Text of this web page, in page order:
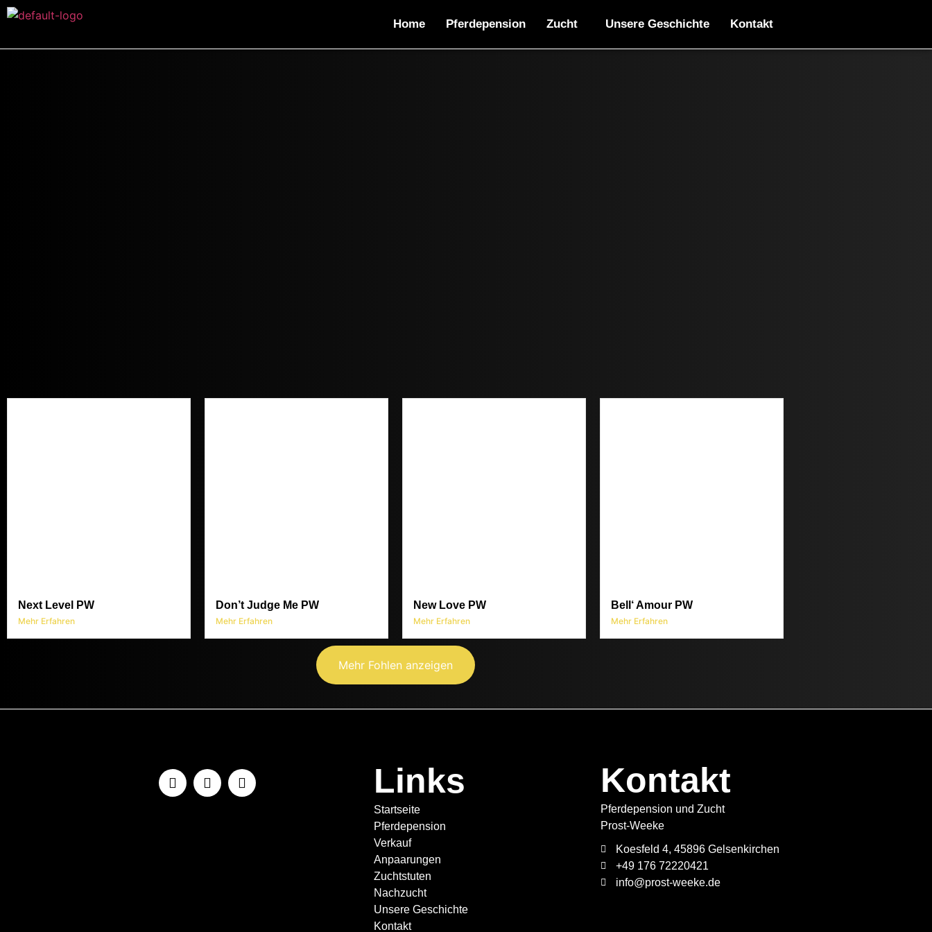
Home Pferdepension Zucht Unsere Geschichte Kontakt
Next Level PW
Mehr Erfahren
Don’t Judge Me PW
Mehr Erfahren
New Love PW
Mehr Erfahren
Bell‘ Amour PW
Mehr Erfahren
Mehr Fohlen anzeigen
Links
Startseite
Pferdepension
Verkauf
Anpaarungen
Zuchtstuten
Nachzucht
Unsere Geschichte
Kontakt
Kontakt
Pferdepension und Zucht
Prost-Weeke
Koesfeld 4, 45896 Gelsenkirchen
+49 176 72220421
info@prost-weeke.de